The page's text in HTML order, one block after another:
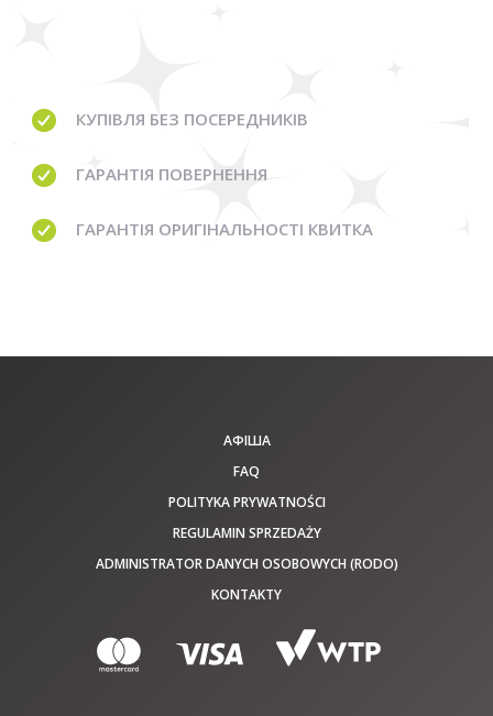
КУПІВЛЯ БЕЗ ПОСЕРЕДНИКІВ
ГАРАНТІЯ ПОВЕРНЕННЯ
ГАРАНТІЯ ОРИГІНАЛЬНОСТІ КВИТКА
АФІША
FAQ
POLITYKA PRYWATNOŚCI
REGULAMIN SPRZEDAŻY
ADMINISTRATOR DANYCH OSOBOWYCH (RODO)
KONTAKTY